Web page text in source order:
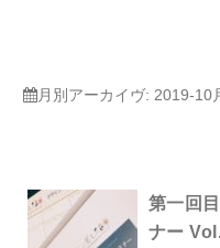
月別アーカイヴ: 2019-10
第一回
ナー